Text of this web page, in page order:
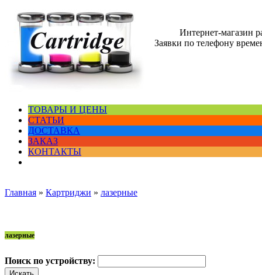
Интернет-магазин
Заявки по телефону
ТОВАРЫ И ЦЕНЫ
СТАТЬИ
ДОСТАВКА
ЗАКАЗ
КОНТАКТЫ
Главная » Картриджи » лазерные
лазерные
Поиск по устройству: